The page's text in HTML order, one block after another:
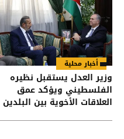
أخبار محلية
وزير العدل يستقبل نظيره
الفلسطيني ويؤكد عمق
العلاقات الأخوية بين البلدين